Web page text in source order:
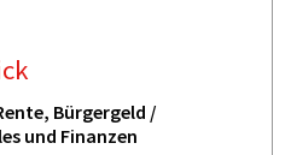
Bürgergeld /
und Finanzen